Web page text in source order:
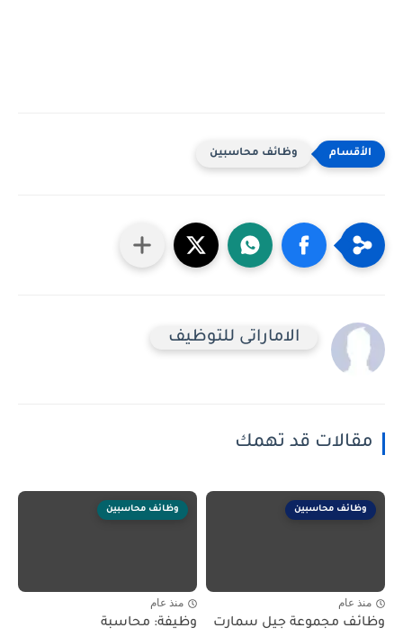
وظائف محاسبين
الاماراتى للتوظيف
مقالات قد تهمك
وظائف محاسبين
منذ عام
وظائف مجموعة جيل سمارت
وظائف محاسبين
منذ عام
وظيفة: محاسبة